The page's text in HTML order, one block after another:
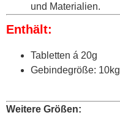
und Materialien.
Enthält:
Tabletten á 20g
Gebindegröße: 10kg
Weitere Größen: